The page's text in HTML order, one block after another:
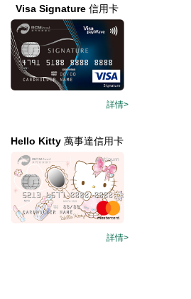
Visa Signature 信用卡
詳情>
Hello Kitty 萬事達信用卡
詳情>